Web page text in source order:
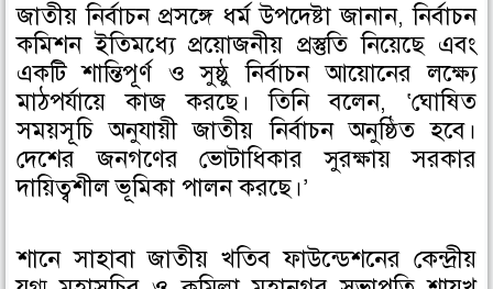
জাতীয় নির্বাচন প্রসঙ্গে ধর্ম উপদেষ্টা জানান, নির্বাচন
কমিশন ইতিমধ্যে প্রয়োজনীয় প্রস্তুতি নিয়েছে এবং
একটি শান্তিপূর্ণ ও সুষ্ঠু নির্বাচন আয়োনের লক্ষ্যে
মাঠপর্যায়ে কাজ করছে। তিনি বলেন, ‘ঘোষিত
সময়সূচি অনুযায়ী জাতীয় নির্বাচন অনুষ্ঠিত হবে।
দেশের জনগণের ভোটাধিকার সুরক্ষায় সরকার
দায়িত্বশীল ভূমিকা পালন করছে।’
শানে সাহাবা জাতীয় খতিব ফাউন্ডেশনের কেন্দ্রীয়